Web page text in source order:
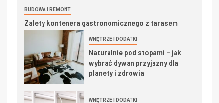
BUDOWA I REMONT
Zalety kontenera gastronomicznego z tarasem
WNĘTRZE I DODATKI
Naturalnie pod stopami – jak
wybrać dywan przyjazny dla
planety i zdrowia
WNĘTRZE I DODATKI